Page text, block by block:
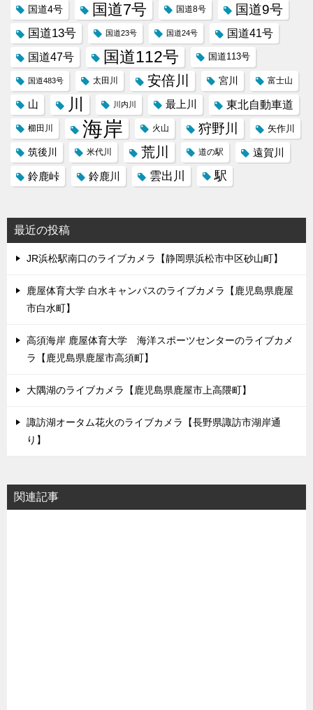
国道4号 国道7号 国道8号 国道9号
国道13号 国道23号 国道24号 国道41号
国道47号 国道112号 国道113号
国道483号 太田川 安倍川 宮川 富士山
山 川 川内川 最上川 東北自動車道
櫛田川 海岸 火山 狩野川 矢作川
筑後川 米代川 荒川 道の駅
遠賀川
鈴鹿峠
鈴鹿川 雲出川 駅
最近の投稿
JR浜松駅南口のライブカメラ【静岡県浜松市中区砂山町】
鹿屋体育大学 白水キャンパスのライブカメラ【鹿児島県鹿屋
市白水町】
高須海岸 鹿屋体育大学 海洋スポーツセンターのライブカメ
ラ【鹿児島県鹿屋市高須町】
大隅湖のライブカメラ【鹿児島県鹿屋市上高隈町】
諏訪湖オータム花火のライブカメラ【長野県諏訪市湖岸通
り】
関連記事